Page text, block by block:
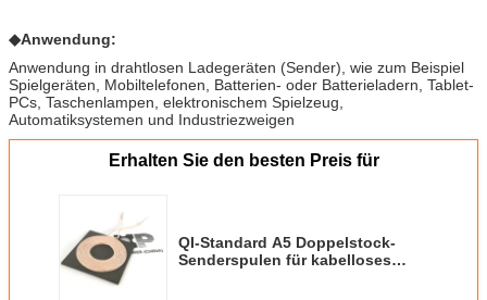
◆Anwendung:
Anwendung in drahtlosen Ladegeräten (Sender), wie zum Beispiel
Spielgeräten, Mobiltelefonen, Batterien- oder Batterieladern, Tablet-
PCs, Taschenlampen, elektronischem Spielzeug,
Automatiksystemen und Industriezweigen
Erhalten Sie den besten Preis für
QI-Standard A5 Doppelstock-
Senderspulen für kabelloses